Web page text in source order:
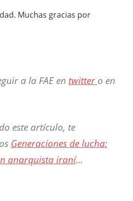
Muchas gracias por
a la FAE en twitter o en
este artículo, te
Generaciones de lucha:
anarquista iraní…